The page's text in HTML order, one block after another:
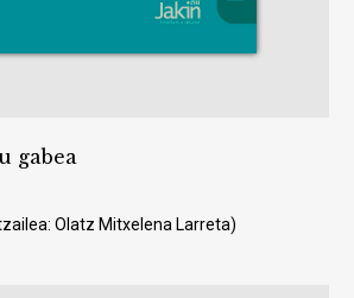
gabea
Olatz Mitxelena Larreta)